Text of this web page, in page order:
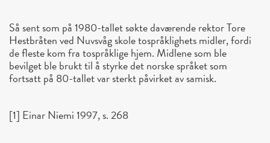
Så sent som på 1980-tallet søkte daværende rektor Tore
Hestbråten ved Nuvsvåg skole tospråklighets midler, fordi
de fleste kom fra tospråklige hjem. Midlene som ble
bevilget ble brukt til å styrke det norske språket som
fortsatt på 80-tallet var sterkt påvirket av samisk.
[1] Einar Niemi 1997, s. 268